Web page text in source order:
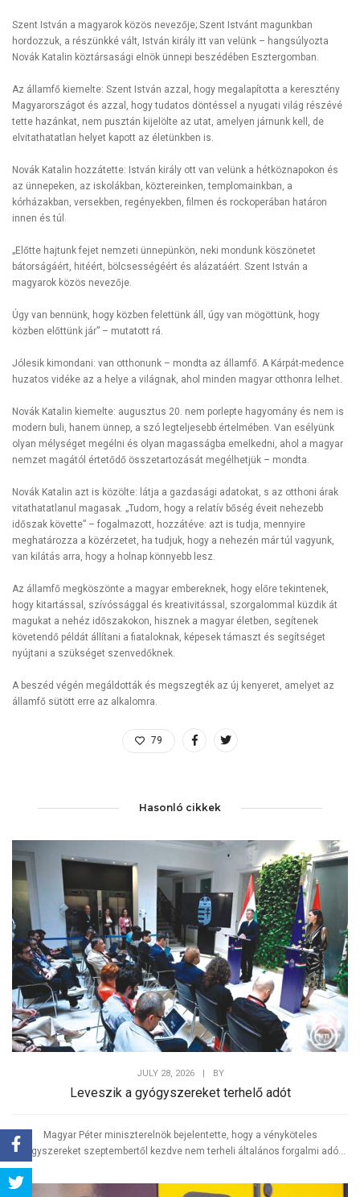
Szent István a magyarok közös nevezője; Szent Istvánt magunkban
hordozzuk, a részünkké vált, István király itt van velünk – hangsúlyozta
Novák Katalin köztársasági elnök ünnepi beszédében Esztergomban.
Az államfő kiemelte: Szent István azzal, hogy megalapította a keresztény
Magyarországot és azzal, hogy tudatos döntéssel a nyugati világ részévé
tette hazánkat, nem pusztán kijelölte az utat, amelyen járnunk kell, de
elvitathatatlan helyet kapott az életünkben is.
Novák Katalin hozzátette: István király ott van velünk a hétköznapokon és
az ünnepeken, az iskolákban, köztereinken, templomainkban, a
kórházakban, versekben, regényekben, filmen és rockoperában határon
innen és túl.
„Előtte hajtunk fejet nemzeti ünnepünkön, neki mondunk köszönetet
bátorságáért, hitéért, bölcsességéért és alázatáért. Szent István a
magyarok közös nevezője.
Úgy van bennünk, hogy közben felettünk áll, úgy van mögöttünk, hogy
közben előttünk jár” – mutatott rá.
Jólesik kimondani: van otthonunk – mondta az államfő. A Kárpát-medence
huzatos vidéke az a helye a világnak, ahol minden magyar otthonra lelhet.
Novák Katalin kiemelte: augusztus 20. nem porlepte hagyomány és nem is
modern buli, hanem ünnep, a szó legteljesebb értelmében. Van esélyünk
olyan mélységet megélni és olyan magasságba emelkedni, ahol a magyar
nemzet magától értetődő összetartozását megélhetjük – mondta.
Novák Katalin azt is közölte: látja a gazdasági adatokat, s az otthoni árak
vitathatatlanul magasak. „Tudom, hogy a relatív bőség éveit nehezebb
időszak követte” – fogalmazott, hozzátéve: azt is tudja, mennyire
meghatározza a közérzetet, ha tudjuk, hogy a nehezén már túl vagyunk,
van kilátás arra, hogy a holnap könnyebb lesz.
Az államfő megköszönte a magyar embereknek, hogy előre tekintenek,
hogy kitartással, szívóssággal és kreativitással, szorgalommal küzdik át
magukat a nehéz időszakokon, hisznek a magyar életben, segítenek
követendő példát állítani a fiataloknak, képesek támaszt és segítséget
nyújtani a szükséget szenvedőknek.
A beszéd végén megáldották és megszegték az új kenyeret, amelyet az
államfő sütött erre az alkalomra.
79
Hasonló cikkek
JULY 28, 2026 | BY
Leveszik a gyógyszereket terhelő adót
Magyar Péter miniszterelnök bejelentette, hogy a vényköteles
gyógyszereket szeptembertől kezdve nem terheli általános forgalmi adó...
Share